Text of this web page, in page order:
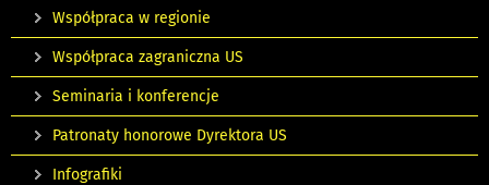
Współpraca w regionie
Współpraca zagraniczna US
Seminaria i konferencje
Patronaty honorowe Dyrektora US
Infografiki